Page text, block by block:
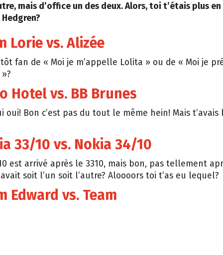
mais d’office un des deux. Alors, toi t’étais plus
Lorie vs. Alizée
fan de « Moi je m’appelle Lolita » ou de « Moi je
Hotel vs. BB Brunes
oui! Bon c’est pas du tout le même hein! Mais t’avais
33/10 vs. Nokia 34/10
est arrivé après le 3310, mais bon, pas tellement
soit l’un soit l’autre? Aloooors toi t’as eu lequel?
Edward vs. Team